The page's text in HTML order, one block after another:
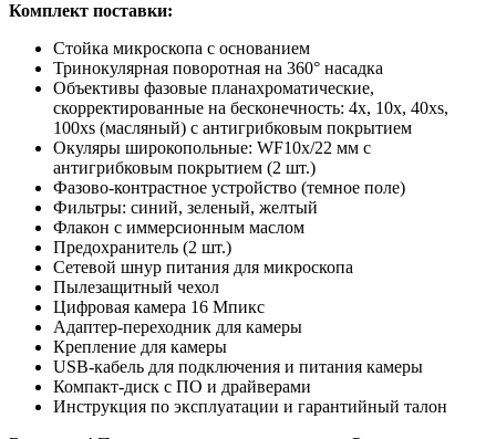
Комплект поставки:
Стойка микроскопа с основанием
Тринокулярная поворотная на 360° насадка
Объективы фазовые планахроматические,
скорректированные на бесконечность: 4x, 10x, 40xs,
100xs (масляный) с антигрибковым покрытием
Окуляры широкопольные: WF10x/22 мм с
антигрибковым покрытием (2 шт.)
Фазово-контрастное устройство (темное поле)
Фильтры: синий, зеленый, желтый
Флакон с иммерсионным маслом
Предохранитель (2 шт.)
Сетевой шнур питания для микроскопа
Пылезащитный чехол
Цифровая камера 16 Мпикс
Адаптер-переходник для камеры
Крепление для камеры
USB-кабель для подключения и питания камеры
Компакт-диск с ПО и драйверами
Инструкция по эксплуатации и гарантийный талон